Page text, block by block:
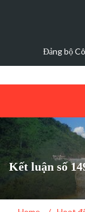
Đảng bộ
Kết luận số